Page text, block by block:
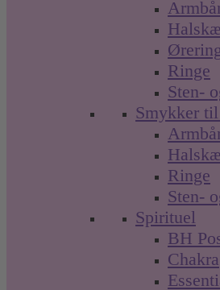
Ringe
Sten-
Smykker
Ringe
Sten-
Spirituel
BH
Chakra